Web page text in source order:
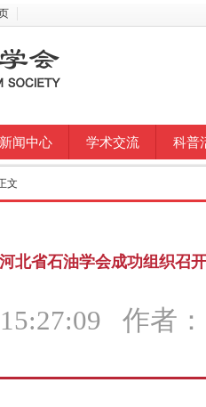
新闻中心 学术交流 科普
文
河北省石油学会成功组织召
15:27:09 作者